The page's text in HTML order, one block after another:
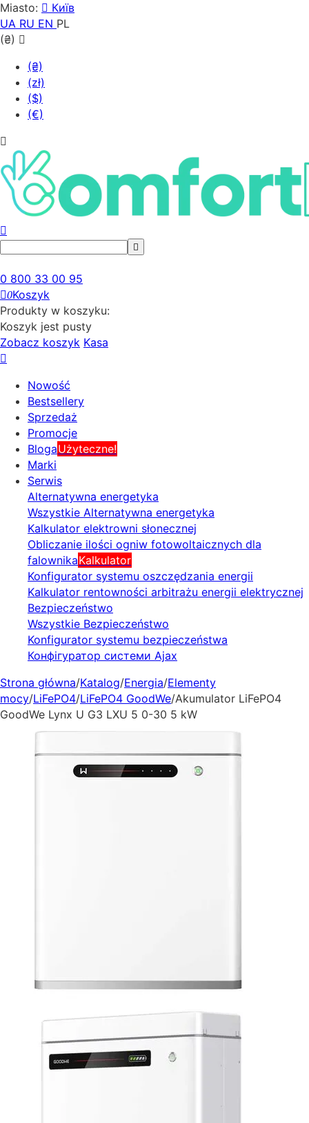
Miasto:
Київ
UA RU EN PL
(₴)
(₴)
(zł)
($)
(€)
0 800 33 00 95
0Koszyk
Produkty w koszyku:
Koszyk jest pusty
Zobacz koszyk Kasa
Nowość
Bestsellery
Sprzedaż
Promocje
BlogaUżyteczne!
Marki
Serwis
Alternatywna energetyka
Wszystkie Alternatywna energetyka
Kalkulator elektrowni słonecznej
Obliczanie ilości ogniw fotowoltaicznych dla
falownikaKalkulator
Konfigurator systemu oszczędzania energii
Kalkulator rentowności arbitrażu energii elektrycznej
Bezpieczeństwo
Wszystkie Bezpieczeństwo
Konfigurator systemu bezpieczeństwa
Конфігуратор системи Ajax
Strona główna/Katalog/Energia/Elementy
mocy/LiFePO4/LiFePO4 GoodWe/Akumulator LiFePO4
GoodWe Lynx U G3 LXU 5 0-30 5 kW